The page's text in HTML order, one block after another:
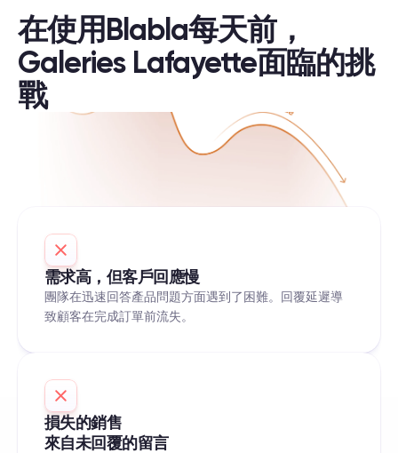
在使用Blabla每天前，
Galeries Lafayette面臨的挑
戰
需求高，但客戶回應慢
團隊在迅速回答產品問題方面遇到了困難。回覆延遲導
致顧客在完成訂單前流失。
損失的銷售
來自未回覆的留言